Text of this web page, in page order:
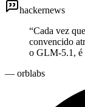
hackernews
“Cada vez
convencido
o GLM-5.1, é
— orblabs